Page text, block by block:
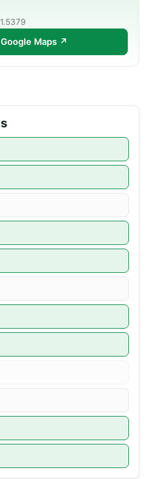
Maps ↗